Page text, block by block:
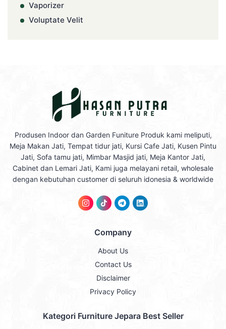
Vaporizer
Voluptate Velit
Produsen Indoor dan Garden Funiture Produk kami meliputi,
Meja Makan Jati, Tempat tidur jati, Kursi Cafe Jati, Kusen Pintu
Jati, Sofa tamu jati, Mimbar Masjid jati, Meja Kantor Jati,
Cabinet dan Lemari Jati, Kami juga melayani retail, wholesale
dengan kebutuhan customer di seluruh idonesia & worldwide
Company
About Us
Contact Us
Disclaimer
Privacy Policy
Kategori Furniture Jepara Best Seller